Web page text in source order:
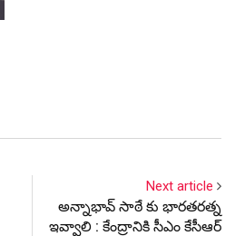
Next article
అన్నాభావ్ సాఠే కు భారతరత్న
ఇవ్వాలి : కేంద్రానికి సీఎం కేసీఆర్